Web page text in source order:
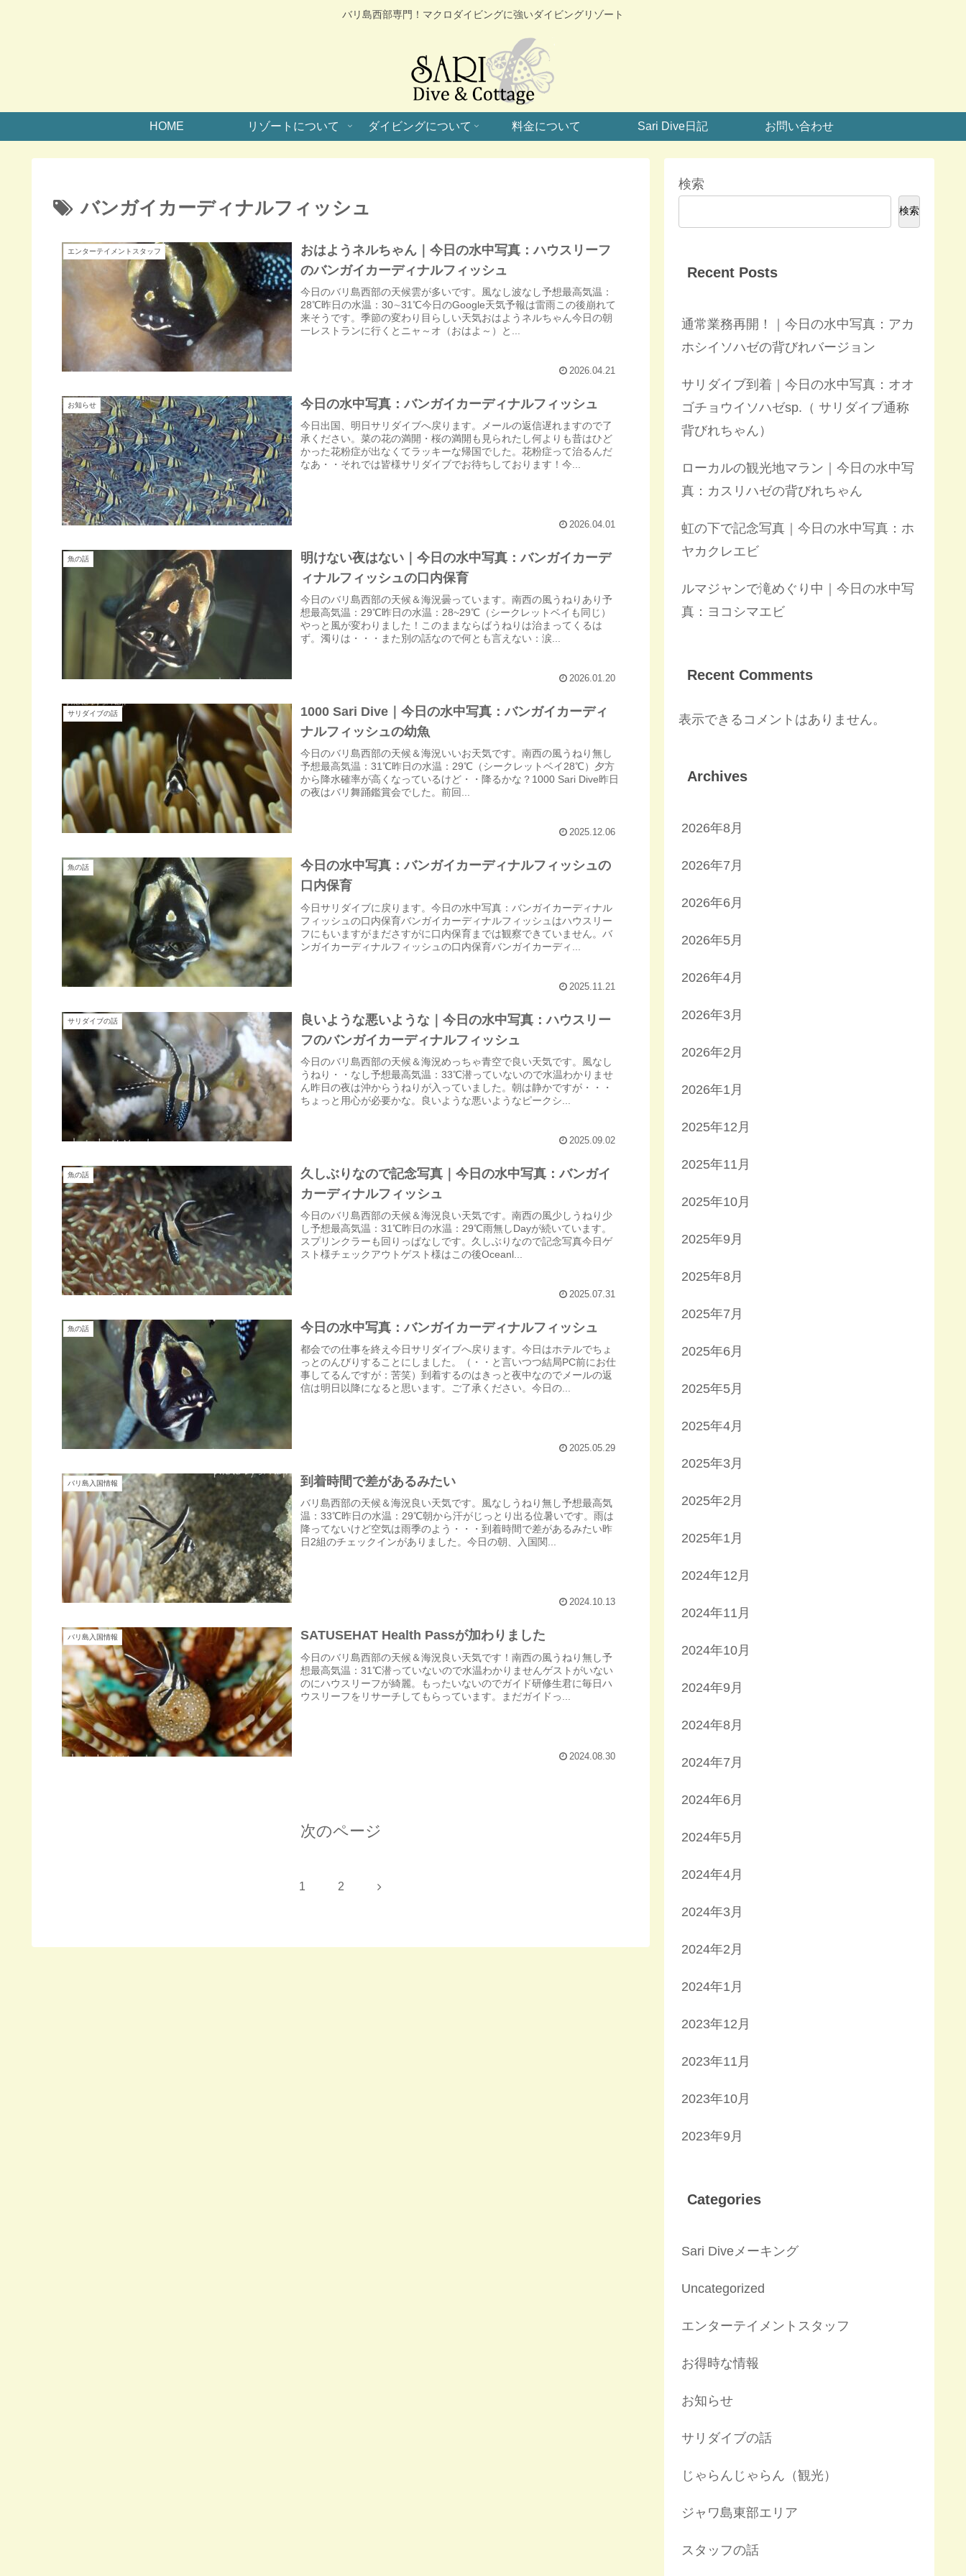
バリ島西部専門！マクロダイビングに強いダイビングリゾート
HOME リゾートについて ダイビングについて 料金について Sari Dive日記 お問い合わせ
バンガイカーディナルフィッシュ
エンターテイメントスタッフ
おはようネルちゃん｜今日の水中写真：ハウスリーフ
のバンガイカーディナルフィッシュ
今日のバリ島西部の天候雲が多いです。風なし波なし予想最高気温：
28℃昨日の水温：30∼31℃今日のGoogle天気予報は雷雨この後崩れて
来そうです。季節の変わり目らしい天気おはようネルちゃん今日の朝
一レストランに行くとニャ～オ（おはよ～）と...
2026.04.21
お知らせ 今日の水中写真：バンガイカーディナルフィッシュ
今日出国、明日サリダイブへ戻ります。メールの返信遅れますので了
承ください。菜の花の満開・桜の満開も見られたし何よりも昔はひど
かった花粉症が出なくてラッキーな帰国でした。花粉症って治るんだ
なあ・・それでは皆様サリダイブでお待ちしております！今...
2026.04.01
魚の話
明けない夜はない｜今日の水中写真：バンガイカーデ
ィナルフィッシュの口内保育
今日のバリ島西部の天候＆海況曇っています。南西の風うねりあり予
想最高気温：29℃昨日の水温：28~29℃（シークレットベイも同じ）
やっと風が変わりました！このままならばうねりは治まってくるは
ず。濁りは・・・また別の話なので何とも言えない：涙...
2026.01.20
サリダイブの話
1000 Sari Dive｜今日の水中写真：バンガイカーディ
ナルフィッシュの幼魚
今日のバリ島西部の天候＆海況いいお天気です。南西の風うねり無し
予想最高気温：31℃昨日の水温：29℃（シークレットベイ28℃）夕方
から降水確率が高くなっているけど・・降るかな？1000 Sari Dive昨日
の夜はバリ舞踊鑑賞会でした。前回...
2025.12.06
魚の話
今日の水中写真：バンガイカーディナルフィッシュの
口内保育
今日サリダイブに戻ります。今日の水中写真：バンガイカーディナル
フィッシュの口内保育バンガイカーディナルフィッシュはハウスリー
フにもいますがまださすがに口内保育までは観察できていません。バ
ンガイカーディナルフィッシュの口内保育バンガイカーディ...
2025.11.21
サリダイブの話
良いような悪いような｜今日の水中写真：ハウスリー
フのバンガイカーディナルフィッシュ
今日のバリ島西部の天候＆海況めっちゃ青空で良い天気です。風なし
うねり・・なし予想最高気温：33℃潜っていないので水温わかりませ
ん昨日の夜は沖からうねりが入っていました。朝は静かですが・・・
ちょっと用心が必要かな。良いような悪いようなピークシ...
2025.09.02
魚の話
久しぶりなので記念写真｜今日の水中写真：バンガイ
カーディナルフィッシュ
今日のバリ島西部の天候＆海況良い天気です。南西の風少しうねり少
し予想最高気温：31℃昨日の水温：29℃雨無しDayが続いています。
スプリンクラーも回りっぱなしです。久しぶりなので記念写真今日ゲ
スト様チェックアウトゲスト様はこの後Oceanl...
2025.07.31
魚の話 今日の水中写真：バンガイカーディナルフィッシュ
都会での仕事を終え今日サリダイブへ戻ります。今日はホテルでちょ
っとのんびりすることにしました。（・・と言いつつ結局PC前にお仕
事してるんですが：苦笑）到着するのはきっと夜中なのでメールの返
信は明日以降になると思います。ご了承ください。今日の...
2025.05.29
バリ島入国情報 到着時間で差があるみたい
バリ島西部の天候＆海況良い天気です。風なしうねり無し予想最高気
温：33℃昨日の水温：29℃朝から汗がじっとり出る位暑いです。雨は
降ってないけど空気は雨季のよう・・・到着時間で差があるみたい昨
日2組のチェックインがありました。今日の朝、入国関...
2024.10.13
バリ島入国情報 SATUSEHAT Health Passが加わりました
今日のバリ島西部の天候＆海況良い天気です！南西の風うねり無し予
想最高気温：31℃潜っていないので水温わかりませんゲストがいない
のにハウスリーフが綺麗。もったいないのでガイド研修生君に毎日ハ
ウスリーフをリサーチしてもらっています。まだガイドっ...
2024.08.30
次のページ
1 2 次
検索
検索
Recent Posts
通常業務再開！｜今日の水中写真：アカ
ホシイソハゼの背びれバージョン
サリダイブ到着｜今日の水中写真：オオ
ゴチョウイソハゼsp.（ サリダイブ通称
背びれちゃん）
ローカルの観光地マラン｜今日の水中写
真：カスリハゼの背びれちゃん
虹の下で記念写真｜今日の水中写真：ホ
ヤカクレエビ
ルマジャンで滝めぐり中｜今日の水中写
真：ヨコシマエビ
Recent Comments
表示できるコメントはありません。
Archives
2026年8月
2026年7月
2026年6月
2026年5月
2026年4月
2026年3月
2026年2月
2026年1月
2025年12月
2025年11月
2025年10月
2025年9月
2025年8月
2025年7月
2025年6月
2025年5月
2025年4月
2025年3月
2025年2月
2025年1月
2024年12月
2024年11月
2024年10月
2024年9月
2024年8月
2024年7月
2024年6月
2024年5月
2024年4月
2024年3月
2024年2月
2024年1月
2023年12月
2023年11月
2023年10月
2023年9月
Categories
Sari Diveメーキング
Uncategorized
エンターテイメントスタッフ
お得時な情報
お知らせ
サリダイブの話
じゃらんじゃらん（観光）
ジャワ島東部エリア
スタッフの話